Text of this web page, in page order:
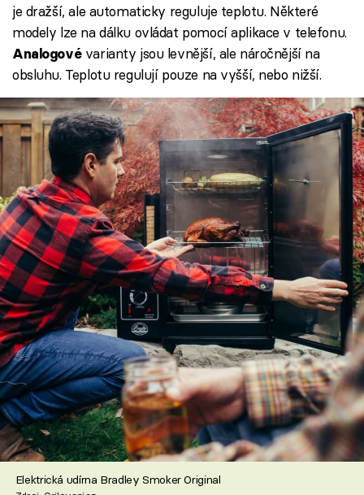
je dražší, ale automaticky reguluje teplotu. Některé
modely lze na dálku ovládat pomocí aplikace v telefonu.
Analogové varianty jsou levnější, ale náročnější na
obsluhu. Teplotu regulují pouze na vyšší, nebo nižší.
Elektrická udírna Bradley Smoker Original